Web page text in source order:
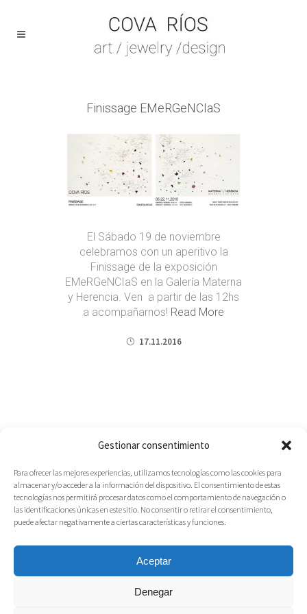
Gestionar consentimiento
Para ofrecer las mejores experiencias, utilizamos tecnologías como las cookies para
almacenar y/o acceder a la información del dispositivo. El consentimiento de estas
tecnologías nos permitirá procesar datos como el comportamiento de navegación o
las identificaciones únicas en este sitio. No consentir o retirar el consentimiento,
puede afectar negativamente a ciertas características y funciones.
Aceptar
Denegar
Finissage EMeRGeNCIaS
El Sábado 19 de noviembre
celebramos con un aperitivo la
Finissage de la exposición
EMeRGeNCIaS en la Galería Materna
y Herencia. Ven a partir de las 12hs
a acompañarnos! Read More
17.11.2016